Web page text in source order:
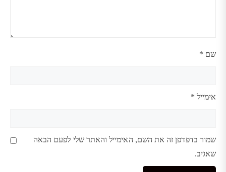
שם *
אימייל *
שמור בדפדפן זה את השם, האימייל והאתר שלי לפעם הבאה
שאגיב.